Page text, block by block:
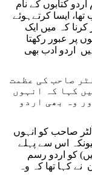
کتابوں کے نام
ایسا کرتےہوئے
کرنا کہ میں ایک
پر عبور رکھتا
اردو ادب بھی
صاحب کی عظمت
کہا کہ انہوں
وہ بھی اردو
صاحب کو انہوں
اس سے پہلے
کو اردو رسم
کہا تھا کہ وہ